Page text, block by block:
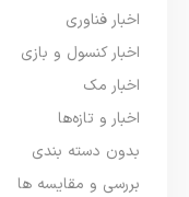
اخبار فناوری
اخبار کنسول و بازی
اخبار مک
اخبار و تازه‌ها
بدون دسته بندی
بررسی و مقایسه ها